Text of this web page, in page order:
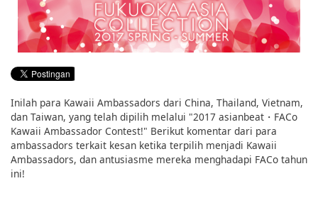
tiéng Viêt
Bahasa Indonesia
Inilah para Kawaii Ambassadors dari China, Thailand, Vietnam,
dan Taiwan, yang telah dipilih melalui "2017 asianbeat・FACo
Kawaii Ambassador Contest!" Berikut komentar dari para
ambassadors terkait kesan ketika terpilih menjadi Kawaii
Ambassadors, dan antusiasme mereka menghadapi FACo tahun
ini!